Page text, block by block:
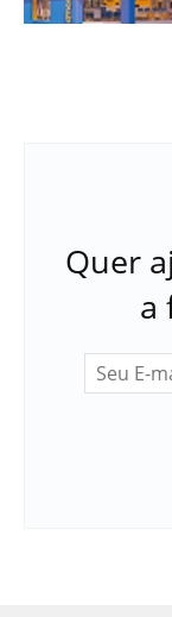
Quer
a